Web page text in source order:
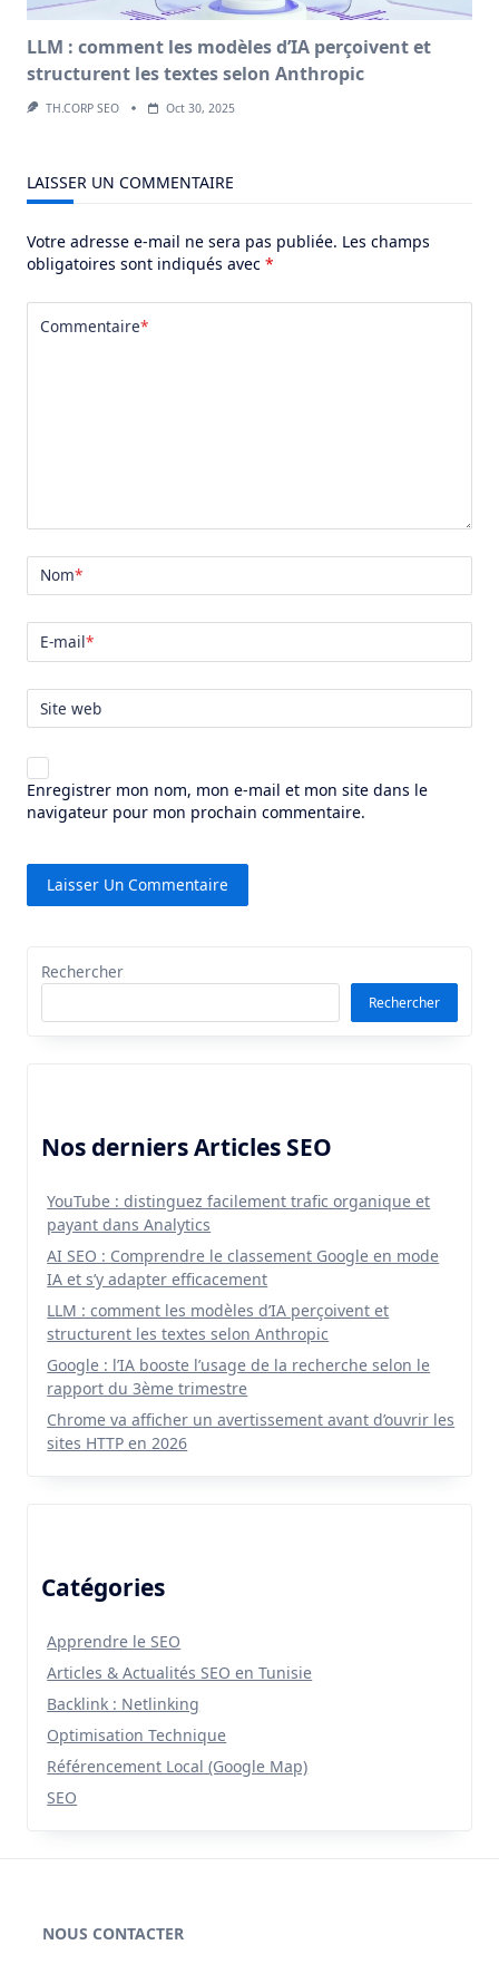
LLM : comment les modèles d’IA perçoivent et
structurent les textes selon Anthropic
TH.CORP SEO Oct 30, 2025
LAISSER UN COMMENTAIRE
Votre adresse e-mail ne sera pas publiée. Les champs
obligatoires sont indiqués avec *
Commentaire*
Nom*
E-mail*
Site web
Enregistrer mon nom, mon e-mail et mon site dans le
navigateur pour mon prochain commentaire.
Rechercher
Rechercher
Nos derniers Articles SEO
YouTube : distinguez facilement trafic organique et
payant dans Analytics
AI SEO : Comprendre le classement Google en mode
IA et s’y adapter efficacement
LLM : comment les modèles d’IA perçoivent et
structurent les textes selon Anthropic
Google : l’IA booste l’usage de la recherche selon le
rapport du 3ème trimestre
Chrome va afficher un avertissement avant d’ouvrir les
sites HTTP en 2026
Catégories
Apprendre le SEO
Articles & Actualités SEO en Tunisie
Backlink : Netlinking
Optimisation Technique
Référencement Local (Google Map)
SEO
NOUS CONTACTER